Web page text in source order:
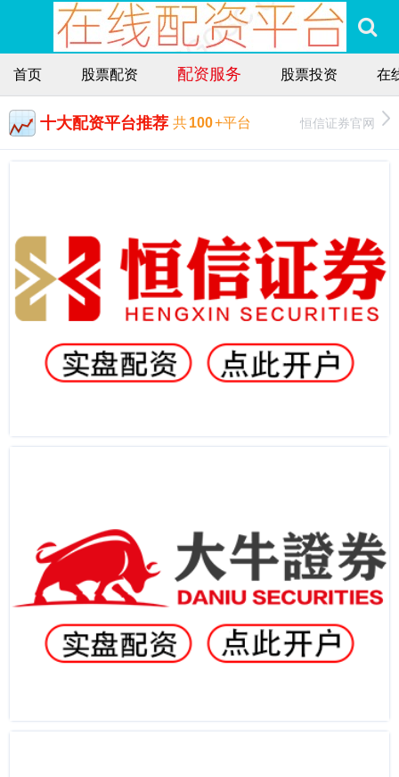
首页 股票配资 配资服务 股票投资 在
十大配资平台推荐 共100+平台 恒信证券官网